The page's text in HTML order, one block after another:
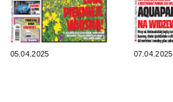
05.04.2025 07.04.2025